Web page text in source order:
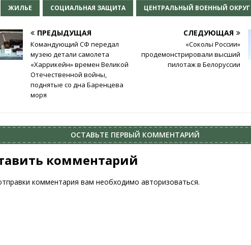
ЖИЛЬЕ СОЦИАЛЬНАЯ ЗАЩИТА ЦЕНТРАЛЬНЫЙ ВОЕННЫЙ ОКРУГ
ПРЕДЫДУЩАЯ
Командующий СФ передал
музею детали самолета
«Харрикейн» времен Великой
Отечественной войны,
поднятые со дна Баренцева
моря
СЛЕДУЮЩАЯ
«Соколы России»
продемонстрировали высший
пилотаж в Белоруссии
ОСТАВЬТЕ ПЕРВЫЙ КОММЕНТАРИЙ
комментарий
комментария вам необходимоавторизоваться.